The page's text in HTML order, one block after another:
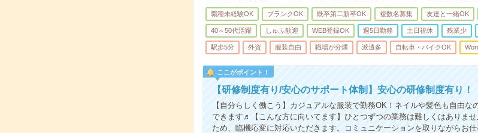
職種未経験OK ブランクOK 既卒第二新卒OK 複数名募集 友達と一緒OK
40～50代活躍 しゅふ歓迎 WEB登録OK 週5日勤務 土日祝休 残業少
駅歩5分 外資 服装自由 職場が分煙 派遣多 自転車・バイクOK
ここがポイント！
【研修制度有り/安心のサポート体制】安心の研修制度有り！
【自分らしく働こう】カジュアルな服装で勤務OK！ネイルや髪色も自由
できます♬【こんな方に向いてます】ひとつずつの業務は難しくはありま
ため、臨機応変に対応いただきます。コミュニケーションを取りながらお